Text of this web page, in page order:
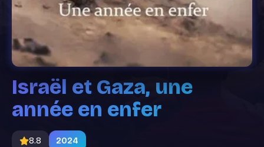
Israël et Gaza, une
année en enfer
8.8 2024